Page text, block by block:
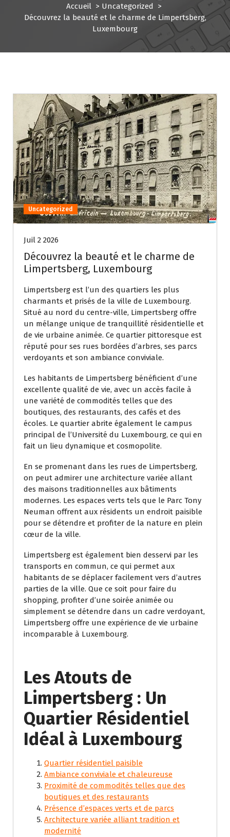
Accueil > Uncategorized >
Découvrez la beauté et le charme de Limpertsberg,
Luxembourg
Uncategorized
Juil 2 2026
Découvrez la beauté et le charme de
Limpertsberg, Luxembourg
Limpertsberg est l’un des quartiers les plus
charmants et prisés de la ville de Luxembourg.
Situé au nord du centre-ville, Limpertsberg offre
un mélange unique de tranquillité résidentielle et
de vie urbaine animée. Ce quartier pittoresque est
réputé pour ses rues bordées d’arbres, ses parcs
verdoyants et son ambiance conviviale.
Les habitants de Limpertsberg bénéficient d’une
excellente qualité de vie, avec un accès facile à
une variété de commodités telles que des
boutiques, des restaurants, des cafés et des
écoles. Le quartier abrite également le campus
principal de l’Université du Luxembourg, ce qui en
fait un lieu dynamique et cosmopolite.
En se promenant dans les rues de Limpertsberg,
on peut admirer une architecture variée allant
des maisons traditionnelles aux bâtiments
modernes. Les espaces verts tels que le Parc Tony
Neuman offrent aux résidents un endroit paisible
pour se détendre et profiter de la nature en plein
cœur de la ville.
Limpertsberg est également bien desservi par les
transports en commun, ce qui permet aux
habitants de se déplacer facilement vers d’autres
parties de la ville. Que ce soit pour faire du
shopping, profiter d’une soirée animée ou
simplement se détendre dans un cadre verdoyant,
Limpertsberg offre une expérience de vie urbaine
incomparable à Luxembourg.
Les Atouts de
Limpertsberg : Un
Quartier Résidentiel
Idéal à Luxembourg
Quartier résidentiel paisible
Ambiance conviviale et chaleureuse
Proximité de commodités telles que des
boutiques et des restaurants
Présence d’espaces verts et de parcs
Architecture variée alliant tradition et
modernité